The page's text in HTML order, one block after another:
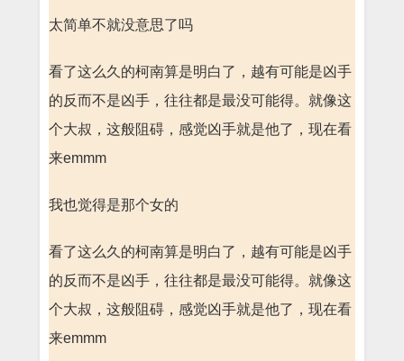
太简单不就没意思了吗
看了这么久的柯南算是明白了，越有可能是凶手
的反而不是凶手，往往都是最没可能得。就像这
个大叔，这般阻碍，感觉凶手就是他了，现在看
来emmm
我也觉得是那个女的
看了这么久的柯南算是明白了，越有可能是凶手
的反而不是凶手，往往都是最没可能得。就像这
个大叔，这般阻碍，感觉凶手就是他了，现在看
来emmm